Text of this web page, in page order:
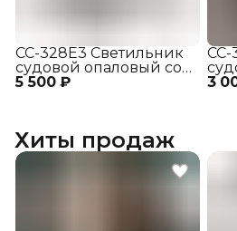
5 500 ₽
СС-328Е3 Светильник
судовой опаловый со
скошенным,
3
СС-
Хиты продаж